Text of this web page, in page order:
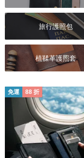
旅行護照包
植鞣革護照套
免運 88 折